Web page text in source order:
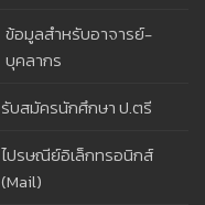
ข้อมูลสำหรับอาจารย์-
บุคลากร
รับสมัครนักศึกษา ป.ตรี
ไปรษณีย์อิเล็กทรอนิกส์
(Mail)